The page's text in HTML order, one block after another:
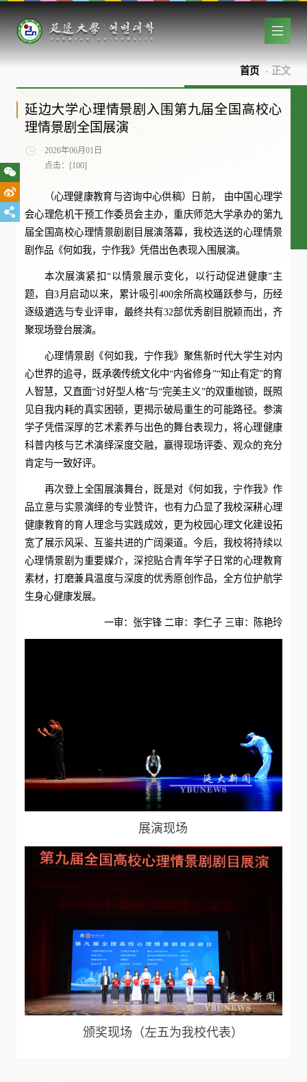
首页 - 正文
延边大学心理情景剧入围第九届全国高校心
理情景剧全国展演
2026年06月01日
点击：[100]
（心理健康教育与咨询中心供稿）日前， 由中国心理学
会心理危机干预工作委员会主办，重庆师范大学承办的第九
届全国高校心理情景剧剧目展演落幕，我校选送的心理情景
剧作品《何如我，宁作我》凭借出色表现入围展演。
本次展演紧扣“以情景展示变化，以行动促进健康”主
题，自3月启动以来，累计吸引400余所高校踊跃参与，历经
逐级遴选与专业评审，最终共有32部优秀剧目脱颖而出，齐
聚现场登台展演。
心理情景剧《何如我，宁作我》聚焦新时代大学生对内
心世界的追寻，既承袭传统文化中“内省修身”“知止有定”的育
人智慧，又直面“讨好型人格”与“完美主义”的双重枷锁，既照
见自我内耗的真实困顿，更揭示破局重生的可能路径。参演
学子凭借深厚的艺术素养与出色的舞台表现力，将心理健康
科普内核与艺术演绎深度交融，赢得现场评委、观众的充分
肯定与一致好评。
再次登上全国展演舞台，既是对《何如我，宁作我》作
品立意与实景演绎的专业赞许，也有力凸显了我校深耕心理
健康教育的育人理念与实践成效，更为校园心理文化建设拓
宽了展示风采、互鉴共进的广阔渠道。今后，我校将持续以
心理情景剧为重要媒介，深挖贴合青年学子日常的心理教育
素材，打磨兼具温度与深度的优秀原创作品，全方位护航学
生身心健康发展。
一审：张宇锋 二审：李仁子 三审：陈艳玲
展演现场
颁奖现场（左五为我校代表）